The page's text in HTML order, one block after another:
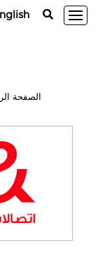
الصفحة